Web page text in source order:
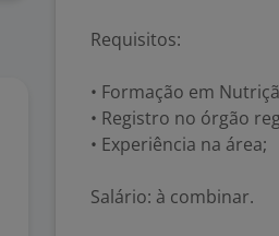
Requisitos:
• Formação em
• Registro no órgão
• Experiência na área;
Salário: à combinar.